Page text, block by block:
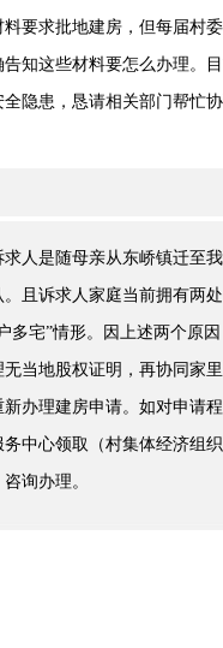
要求批地建房，但每届村
知这些材料要怎么办理。
隐患，恳请相关部门帮忙
人是随母亲从东峤镇迁至
且诉求人家庭当前拥有两
多宅”情形。因上述两个原
当地股权证明，再协同家
办理建房申请。如对申请
中心领取（村集体经济组
询办理。